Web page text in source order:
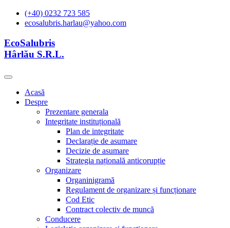
(+40) 0232 723 585
ecosalubris.harlau@yahoo.com
EcoSalubris
Hârlău S.R.L.
Acasă
Despre
Prezentare generala
Integritate instituțională
Plan de integritate
Declarație de asumare
Decizie de asumare
Strategia națională anticorupție
Organizare
Organinigramă
Regulament de organizare și funcționare
Cod Etic
Contract colectiv de muncă
Conducere